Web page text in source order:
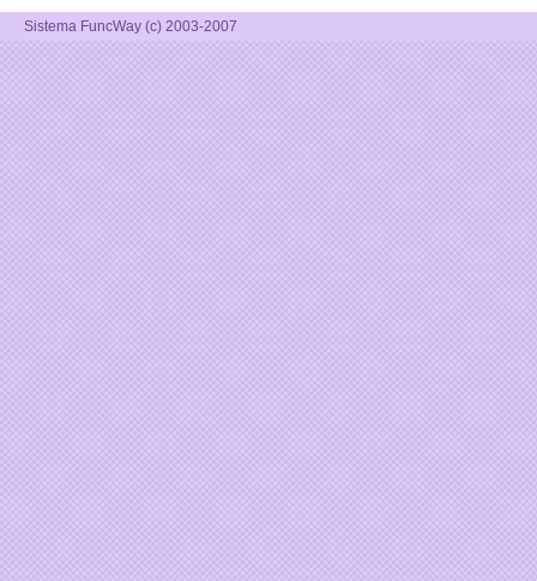
Sistema FuncWay (c) 2003-2007